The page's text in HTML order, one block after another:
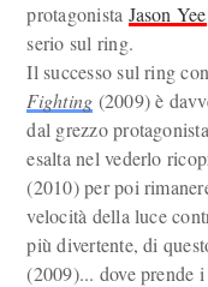
protagonista Jason Yee
serio sul ring.
Il successo sul ring
Fighting (2009) è
dal grezzo
esalta nel vederlo
(2010) per poi
velocità della luce
più divertente, di
(2009)... dove prende